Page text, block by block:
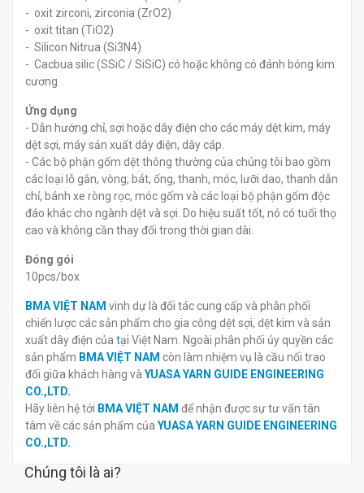
- oxit zirconi, zirconia (ZrO2)
- oxit titan (TiO2)
- Silicon Nitrua (Si3N4)
- Cacbua silic (SSiC / SiSiC) có hoặc không có đánh bóng kim
cương
Ứng dụng
- Dẫn hướng chỉ, sợi hoặc dây điện cho các máy dệt kim, máy
dệt sợi, máy sản xuất dây điện, dây cáp.
- Các bộ phận gốm dệt thông thường của chúng tôi bao gồm
các loại lỗ gắn, vòng, bát, ống, thanh, móc, lưỡi dao, thanh dẫn
chỉ, bánh xe ròng rọc, móc gốm và các loại bộ phận gốm độc
đáo khác cho ngành dệt và sợi. Do hiệu suất tốt, nó có tuổi thọ
cao và không cần thay đổi trong thời gian dài.
Đóng gói
10pcs/box
BMA VIỆT NAM vinh dự là đối tác cung cấp và phân phối
chiến lược các sản phẩm cho gia công dệt sợi, dệt kim và sản
xuất dây điện của tại Việt Nam. Ngoài phân phối ủy quyền các
sản phẩm BMA VIỆT NAM còn làm nhiệm vụ là cầu nối trao
đổi giữa khách hàng và YUASA YARN GUIDE ENGINEERING
CO.,LTD.
Hãy liên hệ tới BMA VIỆT NAM để nhận được sự tư vấn tân
tâm về các sản phẩm của YUASA YARN GUIDE ENGINEERING
CO.,LTD.
Chúng tôi là ai?